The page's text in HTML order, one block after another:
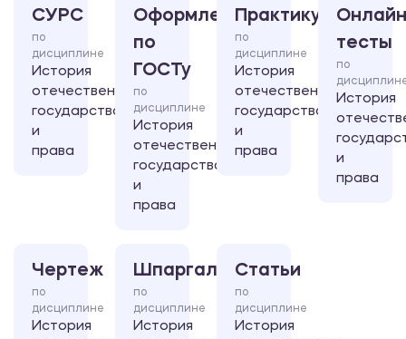
СУРС
по
дисциплине
История
отечественного
государства
и
права
Оформление
по
ГОСТу
по
дисциплине
История
отечественного
государства
и
права
Практикум
по
дисциплине
История
отечественного
государства
и
права
тесты
по
История
и
права
Чертеж
по
дисциплине
История
Шпаргалка
по
дисциплине
История
Статьи
по
дисциплине
История